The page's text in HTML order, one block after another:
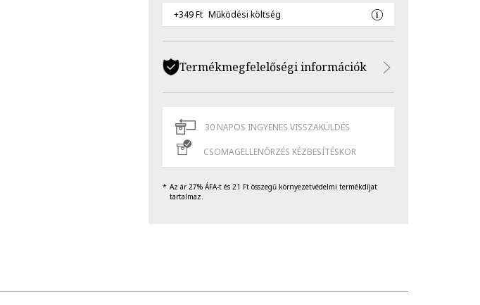
+349 Ft Működési költség
Termékmegfelelőségi információk
30 NAPOS INGYENES VISSZAKÜLDÉS
CSOMAGELLENŐRZÉS KÉZBESÍTÉSKOR
Az ár 27% ÁFA-t és 21 Ft összegű környezetvédelmi termékdíjat
tartalmaz.